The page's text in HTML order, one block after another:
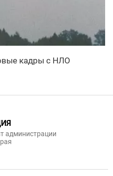
кадры с НЛО
администрации